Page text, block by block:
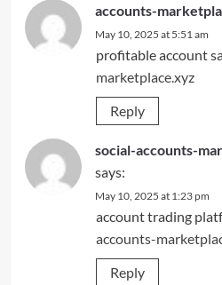
accounts-
May 10, 2025 at 5:51 am
profitable account
marketplace.xyz
Reply
social-accounts-
says:
May 10, 2025 at 1:23 pm
account trading
accounts-
Reply